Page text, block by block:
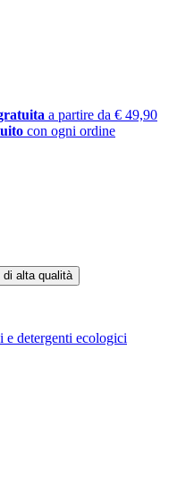
a partire da € 49,90
con ogni ordine
e detergenti ecologici